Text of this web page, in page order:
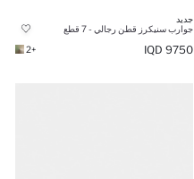
جديد
جوارب سنيكرز قطن رجالي - 7 قطع
9750 IQD
+2